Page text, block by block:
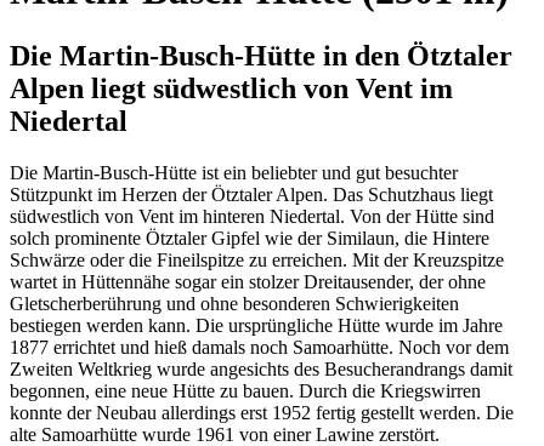
Die Martin-Busch-Hütte in den Ötztaler
Alpen liegt südwestlich von Vent im
Niedertal
Die Martin-Busch-Hütte ist ein beliebter und gut besuchter
Stützpunkt im Herzen der Ötztaler Alpen. Das Schutzhaus liegt
südwestlich von Vent im hinteren Niedertal. Von der Hütte sind
solch prominente Ötztaler Gipfel wie der Similaun, die Hintere
Schwärze oder die Fineilspitze zu erreichen. Mit der Kreuzspitze
wartet in Hüttennähe sogar ein stolzer Dreitausender, der ohne
Gletscherberührung und ohne besonderen Schwierigkeiten
bestiegen werden kann. Die ursprüngliche Hütte wurde im Jahre
1877 errichtet und hieß damals noch Samoarhütte. Noch vor dem
Zweiten Weltkrieg wurde angesichts des Besucherandrangs damit
begonnen, eine neue Hütte zu bauen. Durch die Kriegswirren
konnte der Neubau allerdings erst 1952 fertig gestellt werden. Die
alte Samoarhütte wurde 1961 von einer Lawine zerstört.